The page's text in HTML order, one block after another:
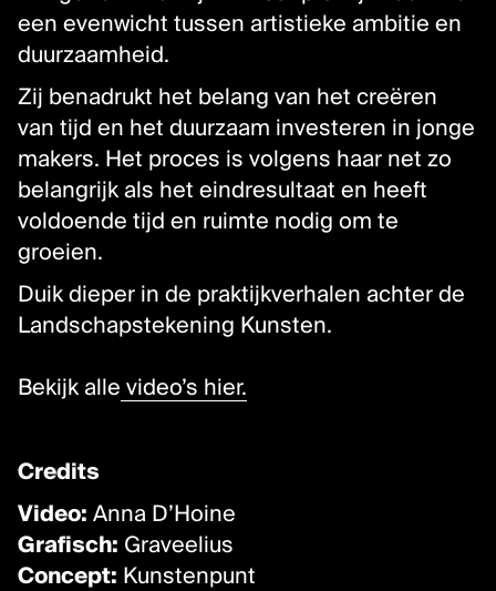
Inclusie, zorg en duurzaamheid
Werken bij Kunstenpunt
Contacteer ons
VOLG KUNSTENPUNT
Nieuwsbrief Kunstenpunt
Instagram
Linkedin
Facebook
een evenwicht tussen artistieke ambitie en
duurzaamheid.
Zij benadrukt het belang van het creëren
van tijd en het duurzaam investeren in jonge
makers. Het proces is volgens haar net zo
belangrijk als het eindresultaat en heeft
voldoende tijd en ruimte nodig om te
groeien.
Duik dieper in de praktijkverhalen achter de
Landschapstekening Kunsten.
Bekijk alle video’s hier.
Credits
Video: Anna D’Hoine
Grafisch: Graveelius
Concept: Kunstenpunt